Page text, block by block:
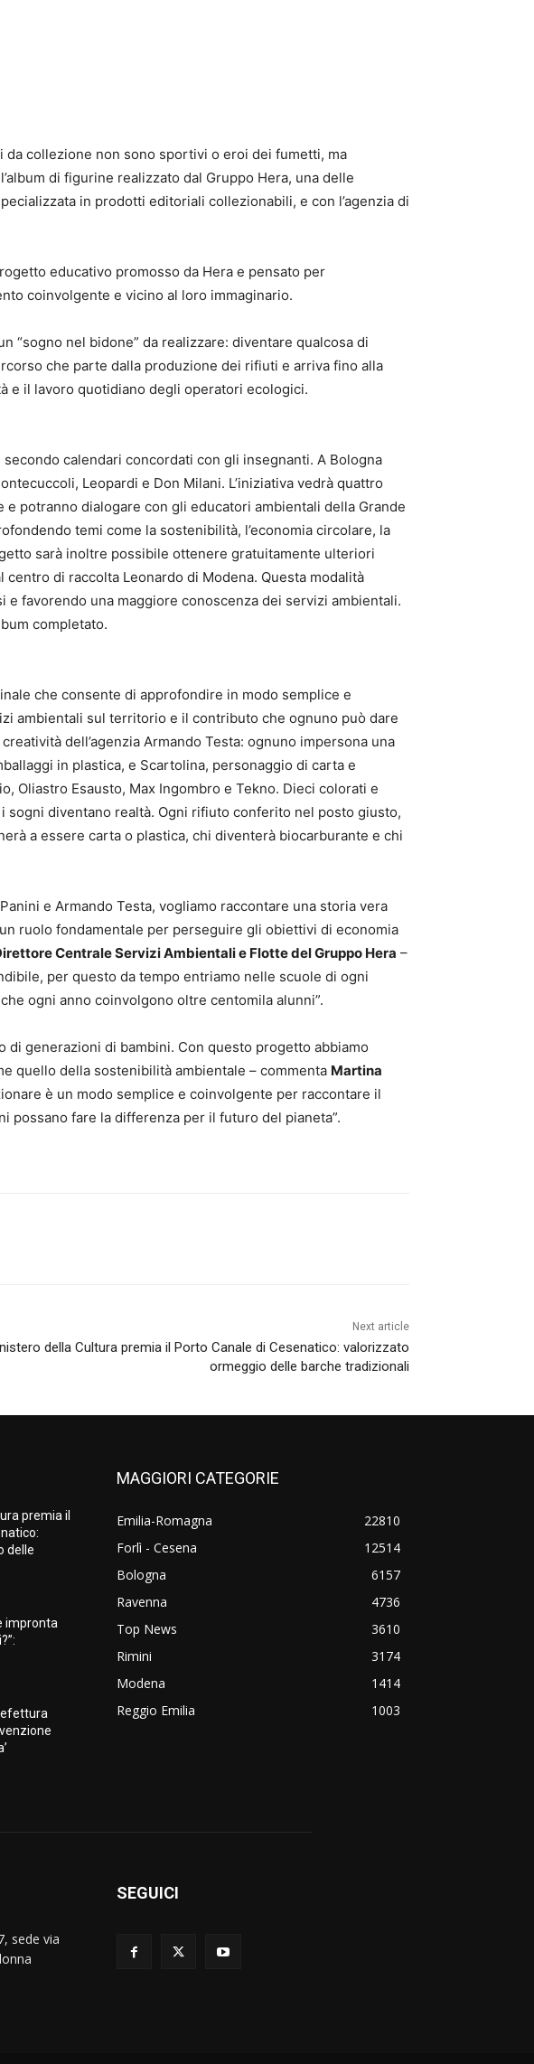
da collezione non sono sportivi o eroi dei fumetti, ma
di figurine realizzato dal Gruppo Hera, una delle
in prodotti editoriali collezionabili, e con l’agenzia di
educativo promosso da Hera e pensato per
coinvolgente e vicino al loro immaginario.
“sogno nel bidone” da realizzare: diventare qualcosa di
che parte dalla produzione dei rifiuti e arriva fino alla
e il lavoro quotidiano degli operatori ecologici.
calendari concordati con gli insegnanti. A Bologna
Leopardi e Don Milani. L’iniziativa vedrà quattro
potranno dialogare con gli educatori ambientali della Grande
temi come la sostenibilità, l’economia circolare, la
sarà inoltre possibile ottenere gratuitamente ulteriori
di raccolta Leonardo di Modena. Questa modalità
favorendo una maggiore conoscenza dei servizi ambientali.
completato.
che consente di approfondire in modo semplice e
ambientali sul territorio e il contributo che ognuno può dare
dell’agenzia Armando Testa: ognuno impersona una
in plastica, e Scartolina, personaggio di carta e
Oliastro Esausto, Max Ingombro e Tekno. Dieci colorati e
diventano realtà. Ogni rifiuto conferito nel posto giusto,
a essere carta o plastica, chi diventerà biocarburante e chi
e Armando Testa, vogliamo raccontare una storia vera
ruolo fondamentale per perseguire gli obiettivi di economia
Centrale Servizi Ambientali e Flotte del Gruppo Hera –
per questo da tempo entriamo nelle scuole di ogni
ogni anno coinvolgono oltre centomila alunni”.
di generazioni di bambini. Con questo progetto abbiamo
quello della sostenibilità ambientale – commenta Martina
è un modo semplice e coinvolgente per raccontare il
fare la differenza per il futuro del pianeta”.
Next article
della Cultura premia il Porto Canale di Cesenatico: valorizzato
ormeggio delle barche tradizionali
premia il
delle
impronta
MAGGIORI CATEGORIE
Emilia-Romagna
22810
Forlì - Cesena
12514
Bologna
6157
Ravenna
4736
Top News
3610
Rimini
3174
Modena
1414
Reggio Emilia
1003
sede via
SEGUICI